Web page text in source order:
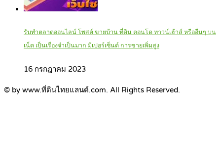
รับทำตลาดออนไลน์ โพสต์ ขายบ้าน ที่ดิน คอนโด ทาวน์เฮ้าส์ หรืออื่นๆ บน
เน็ต เป็นเรื่องจำเป็นมาก มีเปอร์เซ็นต์ การขายเพิ่มสูง
16 กรกฎาคม 2023
© by www.ที่ดินไทยแลนด์.com. All Rights Reserved.